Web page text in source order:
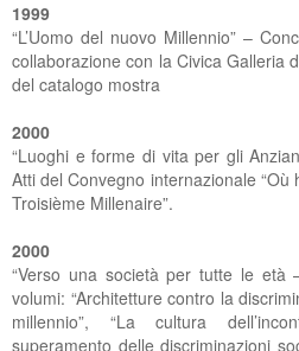
1999
“L’Uomo del nuovo Millennio” –
collaborazione con la Civica Galleria
del catalogo mostra
2000
“Luoghi e forme di vita per gli
Atti del Convegno internazionale
Troisième Millenaire”.
2000
“Verso una società per tutte le età
volumi: “Architetture contro la
millennio”, “La cultura
superamento delle discriminazioni